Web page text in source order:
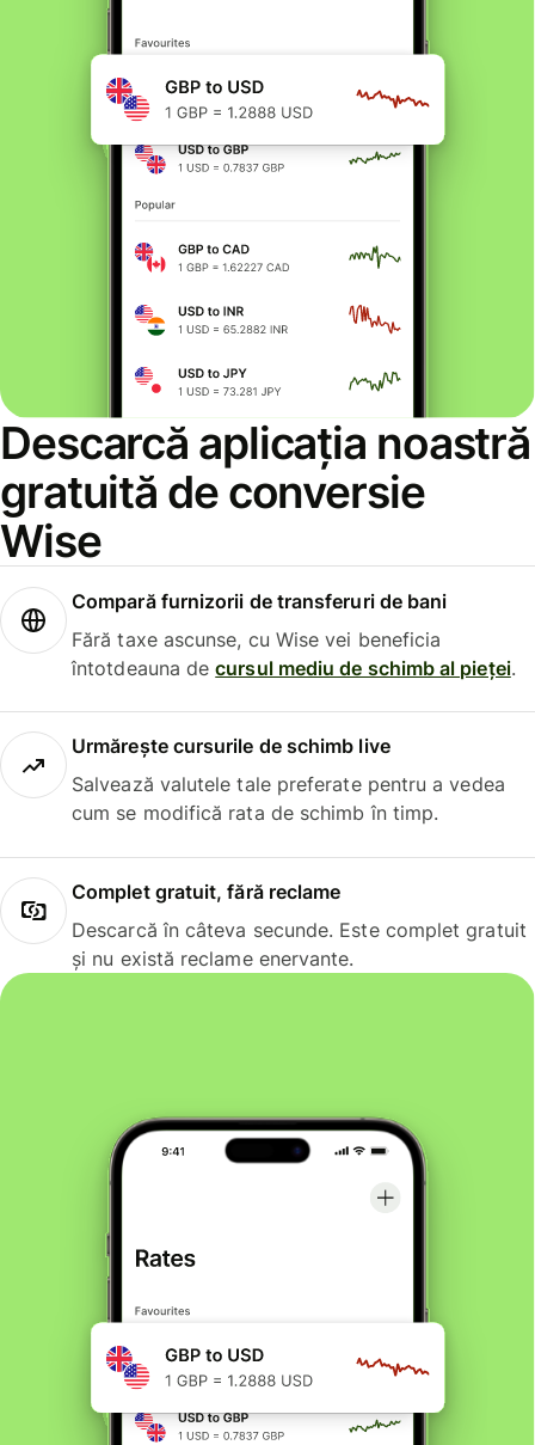
Descarcă aplicația noastră
gratuită de conversie
Wise
Compară furnizorii de transferuri de bani
Fără taxe ascunse, cu Wise vei beneficia
întotdeauna decursul mediu de schimb al pieței.
Urmărește cursurile de schimb live
Salvează valutele tale preferate pentru a vedea
cum se modifică rata de schimb în timp.
Complet gratuit, fără reclame
Descarcă în câteva secunde. Este complet gratuit
și nu există reclame enervante.